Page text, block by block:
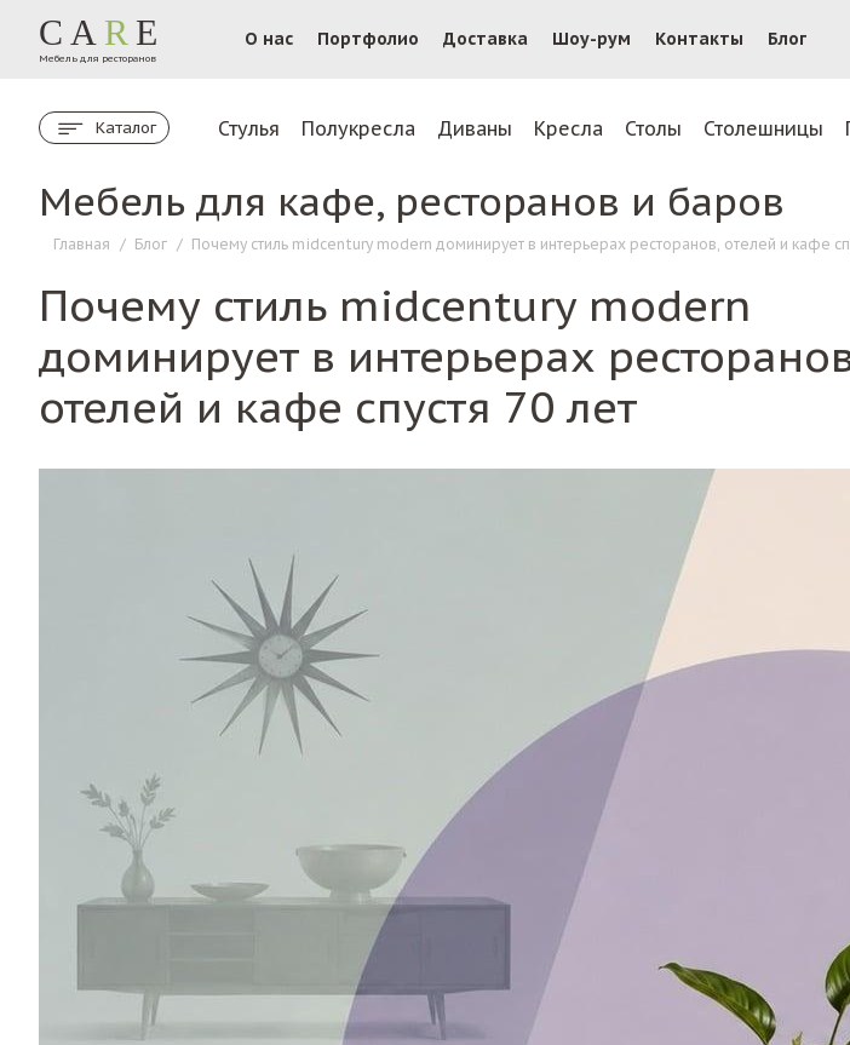
CA R E
Мебель для ресторанов
О нас Портфолио Доставка Шоу-рум Контакты Блог
Каталог Стулья Полукресла Диваны Кресла Столы Столешницы
Мебель для кафе, ресторанов и баров
Главная / Блог / Почему стиль midcentury modern доминирует в интерьерах ресторанов, отелей и кафе
Почему стиль midcentury modern
доминирует в интерьерах
отелей и кафе спустя 70 лет